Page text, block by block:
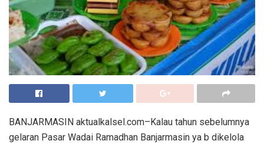
BANJARMASIN aktualkalsel.com–Kalau tahun sebelumnya
gelaran Pasar Wadai Ramadhan Banjarmasin ya b dikelola